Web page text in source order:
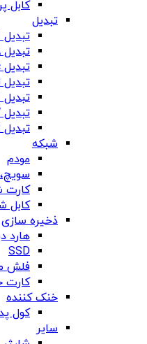
کابل
تبدیل
تبدیل HDMI
تبدیل VGA
تبدیل type-c
تبدیل USB به LAN
تبدیل DVI
تبدیل RCA-AV
تبدیل Display Port
شبکه
مودم
کارت
کابل
ذخیره سازی
هارد
SSD
فلش
کارت
خنک کننده
کول
سایر